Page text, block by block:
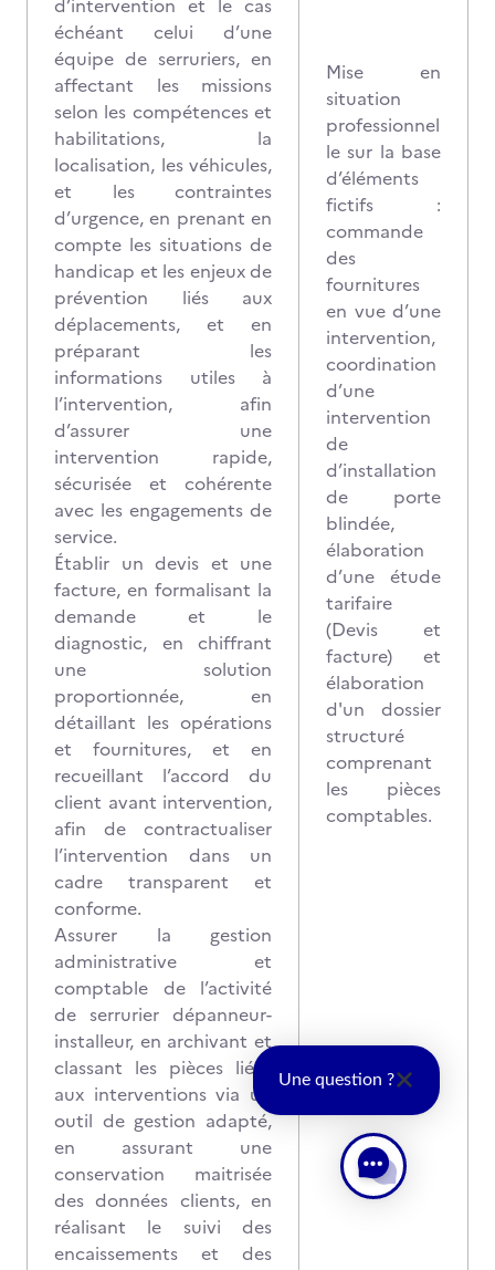
d’intervention et le cas
échéant celui d’une
équipe de serruriers, en
affectant les missions
selon les compétences et
habilitations, la
localisation, les véhicules,
et les contraintes
d’urgence, en prenant en
compte les situations de
handicap et les enjeux de
prévention liés aux
déplacements, et en
préparant les
informations utiles à
l’intervention, afin
d’assurer une
intervention rapide,
sécurisée et cohérente
avec les engagements de
service.
Établir un devis et une
facture, en formalisant la
demande et le
diagnostic, en chiffrant
une solution
proportionnée, en
détaillant les opérations
et fournitures, et en
recueillant l’accord du
client avant intervention,
afin de contractualiser
l’intervention dans un
cadre transparent et
conforme.
Assurer la gestion
administrative et
comptable de l’activité
de serrurier dépanneur-
installeur, en archivant et
classant les pièces liées
aux interventions via un
outil de gestion adapté,
en assurant une
conservation maitrisée
des données clients, en
réalisant le suivi des
encaissements et des
Mise en
situation
professionnel
le sur la base
d’éléments
fictifs :
commande
des
fournitures
en vue d’une
intervention,
coordination
d’une
intervention
de
d’installation
de porte
blindée,
élaboration
d’une étude
tarifaire
(Devis et
facture) et
élaboration
d'un dossier
structuré
comprenant
les pièces
comptables.
Une question ?